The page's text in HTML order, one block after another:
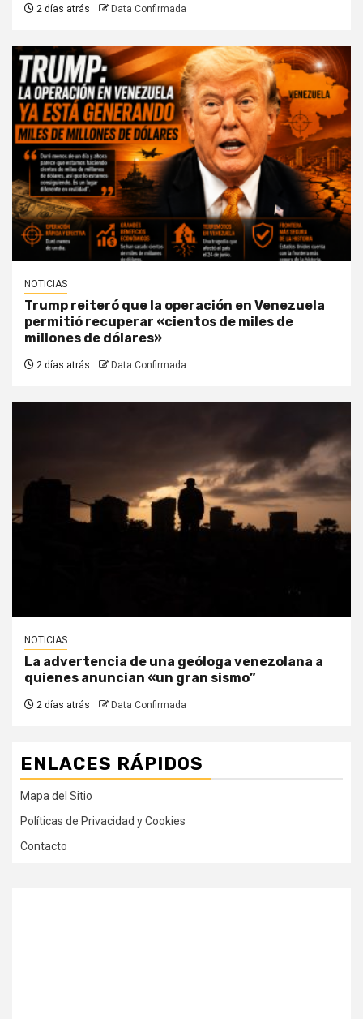
2 días atrás Data Confirmada
NOTICIAS
Trump reiteró que la operación en Venezuela
permitió recuperar «cientos de miles de
millones de dólares»
2 días atrás Data Confirmada
NOTICIAS
La advertencia de una geóloga venezolana a
quienes anuncian «un gran sismo”
2 días atrás Data Confirmada
ENLACES RÁPIDOS
Mapa del Sitio
Políticas de Privacidad y Cookies
Contacto